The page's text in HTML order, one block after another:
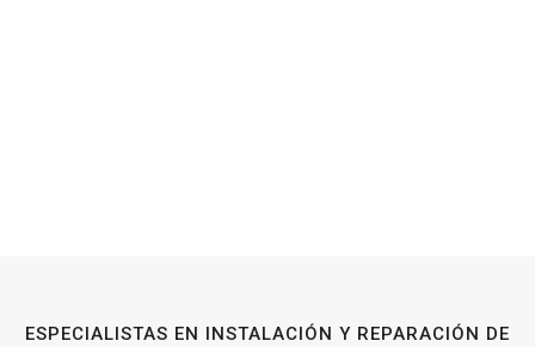
ESPECIALISTAS EN INSTALACIÓN Y REPARACIÓN DE